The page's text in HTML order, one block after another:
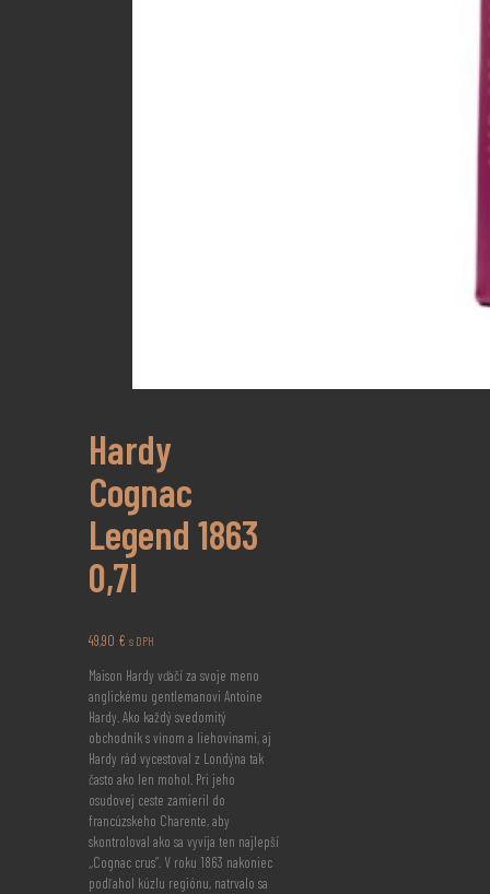
Hardy
Cognac
Legend 1863
0,7l
49,90 € s DPH
Maison Hardy vďačí za svoje meno
anglickému gentlemanovi Antoine
Hardy. Ako každý svedomitý
obchodník s vínom a liehovinami, aj
Hardy rád vycestoval z Londýna tak
často ako len mohol. Pri jeho
osudovej ceste zamieril do
francúzskeho Charente, aby
skontroloval ako sa vyvíja ten najlepší
,,Cognac crus“. V roku 1863 nakoniec
podľahol kúzlu regiónu, natrvalo sa